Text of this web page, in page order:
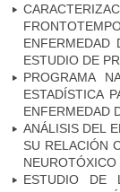
ENFERMEDAD
ESTUDIO DE
PROGRAMA
ESTADÍSTICA
ENFERMEDAD
ANÁLISIS DEL
SU RELACIÓN
NEUROTÓXICO
ESTUDIO DE